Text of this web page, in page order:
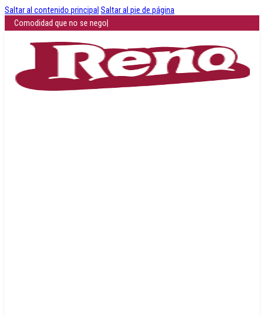
Saltar al contenido principal Saltar al pie de página
Comodidad que no se negocia: descubre cómo es c